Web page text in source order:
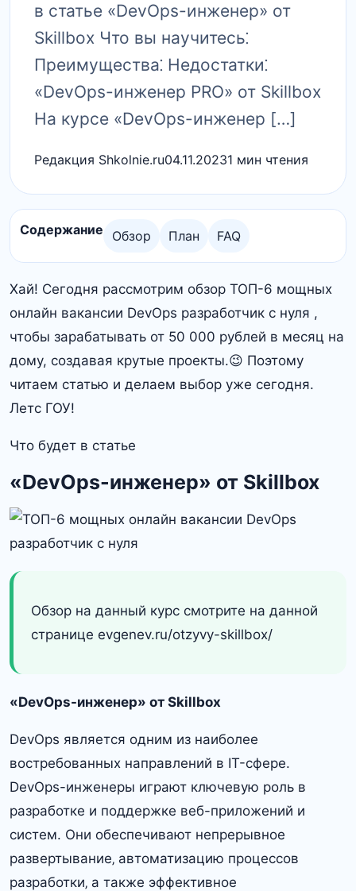
в статье «DevOps-инженер» от
Skillbox Что вы научитесь⁚
Преимущества⁚ Недостатки⁚
«DevOps-инженер PRO» от Skillbox
На курсе «DevOps-инженер […]
Редакция Shkolnie.ru04.11.20231 мин чтения
Содержание Обзор План FAQ
Хай! Сегодня рассмотрим обзор ТОП-6 мощных
онлайн вакансии DevOps разработчик с нуля ,
чтобы зарабатывать от 50 000 рублей в месяц на
дому, создавая крутые проекты.😉 Поэтому
читаем статью и делаем выбор уже сегодня.
Летс ГОУ!
Что будет в статье
«DevOps-инженер» от Skillbox
Обзор на данный курс смотрите на данной
странице evgenev.ru/otzyvy-skillbox/
«DevOps-инженер» от Skillbox
DevOps является одним из наиболее
востребованных направлений в IT-сфере.​
DevOps-инженеры играют ключевую роль в
разработке и поддержке веб-приложений и
систем. Они обеспечивают непрерывное
развертывание‚ автоматизацию процессов
разработки‚ а также эффективное